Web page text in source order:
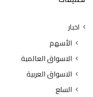
اخبار
الأسهم
الاسواق العالمية
الاسواق العربية
السلع